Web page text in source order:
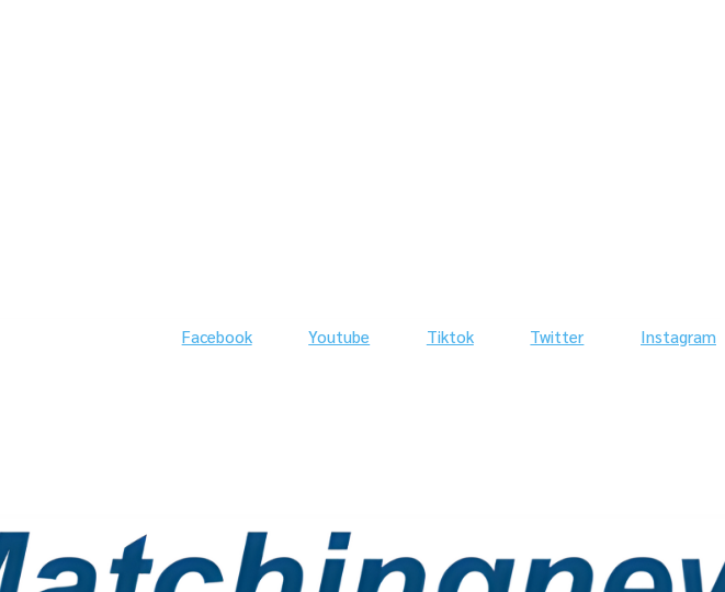
Facebook Youtube Tiktok Twitter Instagram